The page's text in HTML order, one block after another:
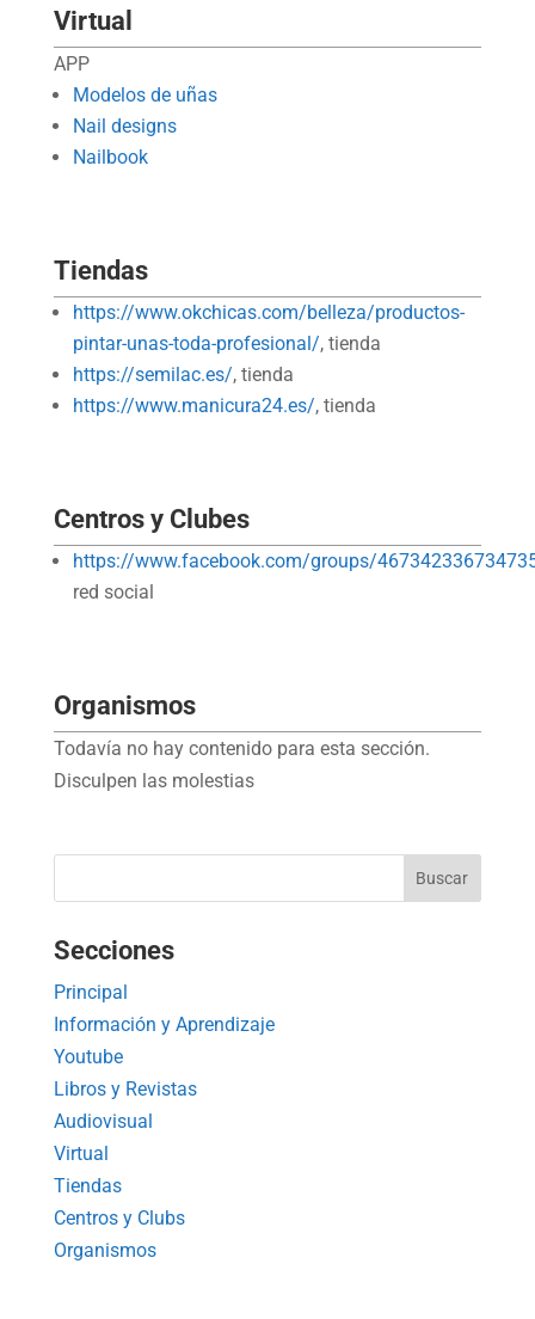
Virtual
APP
Modelos de uñas
Nail designs
Nailbook
Tiendas
https://www.okchicas.com/belleza/productos-
pintar-unas-toda-profesional/, tienda
https://semilac.es/, tienda
https://www.manicura24.es/, tienda
Centros y Clubes
https://www.facebook.com/groups/
red social
Organismos
Todavía no hay contenido para esta sección.
Disculpen las molestias
Secciones
Principal
Información y Aprendizaje
Youtube
Libros y Revistas
Audiovisual
Virtual
Tiendas
Centros y Clubs
Organismos